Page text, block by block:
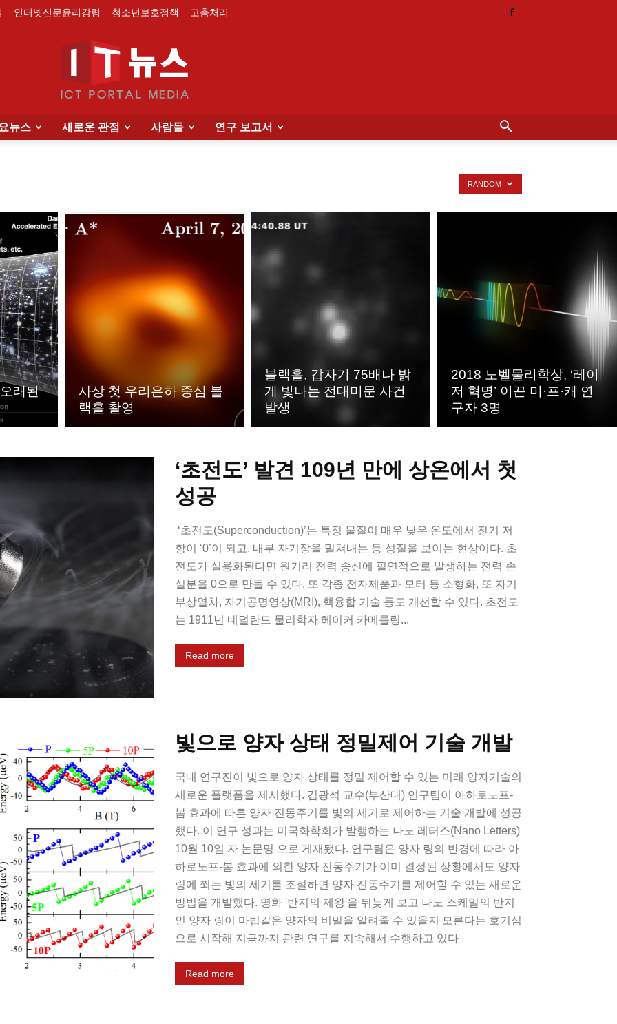
인터넷신문윤리강령 청소년보호정책 고충처리
News
뉴스 새로운 관점 사람들 연구 보고서
RANDOM
래된
사상 첫 우리은하 중심 블
랙홀 촬영
블랙홀, 갑자기 75배나 밝
게 빛나는 전대미문 사건
발생
2018 노벨물리학상, ‘레이
저 혁명’ 이끈 미·프·캐 연
구자 3명
‘초전도’ 발견 109년 만에 상온에서 첫
성공
‘초전도(Superconduction)’는 특정 물질이 매우 낮은 온도에서 전기 저
항이 ‘0’이 되고, 내부 자기장을 밀쳐내는 등 성질을 보이는 현상이다. 초
전도가 실용화된다면 원거리 전력 송신에 필연적으로 발생하는 전력 손
실분을 0으로 만들 수 있다. 또 각종 전자제품과 모터 등 소형화, 또 자기
부상열차, 자기공명영상(MRI), 핵융합 기술 등도 개선할 수 있다. 초전도
는 1911년 네덜란드 물리학자 헤이커 카메를링...
Read more
빛으로 양자 상태 정밀제어 기술 개발
국내 연구진이 빛으로 양자 상태를 정밀 제어할 수 있는 미래 양자기술의
새로운 플랫폼을 제시했다. 김광석 교수(부산대) 연구팀이 아하로노프-
봄 효과에 따른 양자 진동주기를 빛의 세기로 제어하는 기술 개발에 성공
했다. 이 연구 성과는 미국화학회가 발행하는 나노 레터스(Nano Letters)
10월 10일 자 논문명 으로 게재됐다. 연구팀은 양자 링의 반경에 따라 아
하로노프-봄 효과에 의한 양자 진동주기가 이미 결정된 상황에서도 양자
링에 쬐는 빛의 세기를 조절하면 양자 진동주기를 제어할 수 있는 새로운
방법을 개발했다. 영화 '반지의 제왕'을 뒤늦게 보고 나노 스케일의 반지
인 양자 링이 마법같은 양자의 비밀을 알려줄 수 있을지 모른다는 호기심
으로 시작해 지금까지 관련 연구를 지속해서 수행하고 있다
Read more